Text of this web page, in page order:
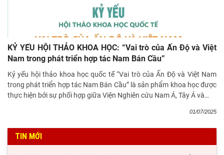
KỶ YẾU HỘI THẢO KHOA HỌC: “Vai trò của Ấn Độ và Việt
Nam trong phát triển hợp tác Nam Bán Cầu”
Kỷ yếu hội thảo khoa học quốc tế “Vai trò của Ấn Độ và Việt Nam
trong phát triển hợp tác Nam Bán Cầu” là sản phẩm khoa học được
thực hiện bởi sự phối hợp giữa Viện Nghiên cứu Nam Á, Tây Á và…
01/07/2025
TIN MỚI